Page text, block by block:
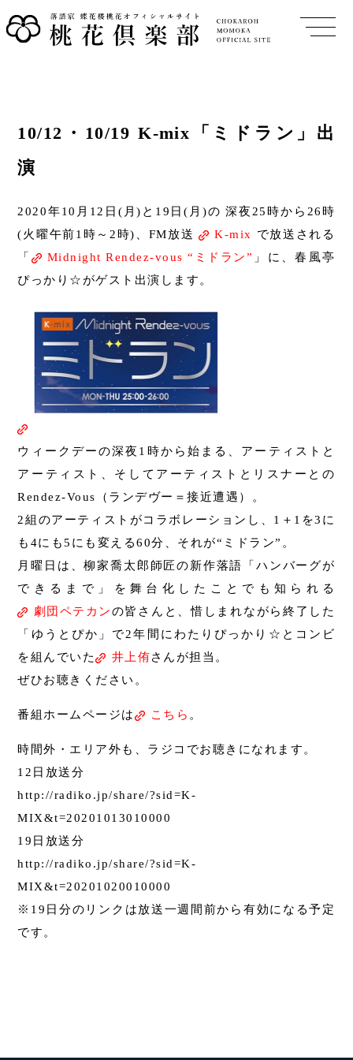
10/12・10/19 K-mix「ミドラン」出
演
2020年10月12日(月)と19日(月)の 深夜25時から26時
(火曜午前1時～2時)、FM放送
K-mix
で放送される
「
Midnight Rendez-vous “ミドラン” 」に、春風亭
ぴっかり☆がゲスト出演します。
ウィークデーの深夜1時から始まる、アーティストと
アーティスト、そしてアーティストとリスナーとの
Rendez-Vous（ランデヴー＝接近遭遇）。
2組のアーティストがコラボレーションし、1＋1を3に
も4にも5にも変える60分、それが“ミドラン”。
月曜日は、柳家喬太郎師匠の新作落語「ハンバーグが
できるまで」を舞台化したことでも知られる
劇団ペテカンの皆さんと、惜しまれながら終了した
「ゆうとぴか」で2年間にわたりぴっかり☆とコンビ
を組んでいた
井上侑さんが担当。
ぜひお聴きください。
番組ホームページは こちら 。
時間外・エリア外も、ラジコでお聴きになれます。
12日放送分
http://radiko.jp/share/?sid=K-
MIX&t=20201013010000
19日放送分
http://radiko.jp/share/?sid=K-
MIX&t=20201020010000
※19日分のリンクは放送一週間前から有効になる予定
です。